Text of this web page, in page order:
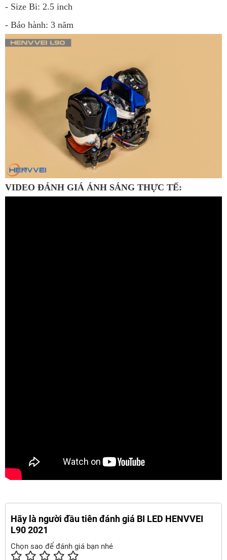
- Size Bi: 2.5 inch
- Bảo hành: 3 năm
VIDEO ĐÁNH GIÁ ÁNH SÁNG THỰC TẾ:
Hãy là người đầu tiên đánh giá BI LED HENVVEI
L90 2021
Chọn sao để đánh giá bạn nhé